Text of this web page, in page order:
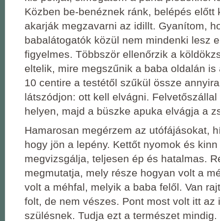
Közben be-benéznek ránk, belépés előtt
akarják megzavarni az idillt. Gyanítom,
babalátogatók közül nem mindenki lesz
figyelmes. Többször ellenőrzik a
eltelik, mire megszűnik a baba oldalán is
10 centire a testétől szűkül össze
látszódjon: ott kell elvágni.
helyen, majd a büszke apuka elvágja a
Hamarosan megérzem az utófájásokat,
hogy jön a lepény. Kettőt nyomok és
megvizsgálja, teljesen ép és hatalmas.
megmutatja, mely része hogyan volt a
volt a méhfal, melyik a baba felől. Van
folt, de nem vészes. Pont most volt itt az
szülésnek. Tudja ezt a természet mindig.